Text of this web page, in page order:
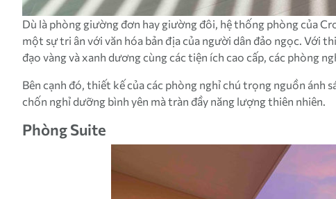
Dù là phòng giường đơn hay giường đôi, hệ thống phòng của
một sự tri ân với văn hóa bản địa của người dân đảo ngọc.
đạo vàng và xanh dương cùng các tiện ích cao cấp, các phòng
Bên cạnh đó, thiết kế của các phòng nghỉ chú trọng nguồn
chốn nghỉ dưỡng bình yên mà tràn đầy năng lượng thiên nhiên.
Phòng Suite